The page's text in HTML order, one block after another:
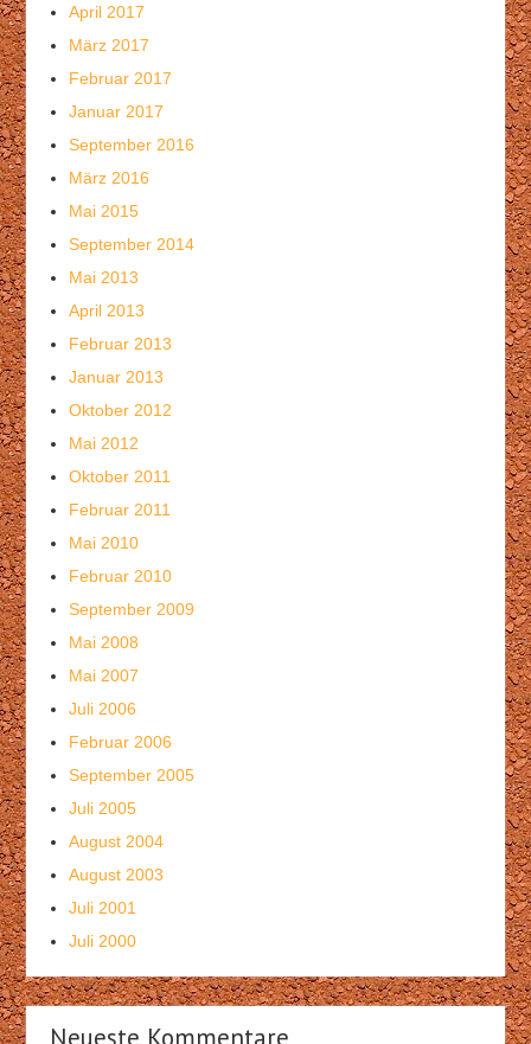
April 2017
März 2017
Februar 2017
Januar 2017
September 2016
März 2016
Mai 2015
September 2014
Mai 2013
April 2013
Februar 2013
Januar 2013
Oktober 2012
Mai 2012
Oktober 2011
Februar 2011
Mai 2010
Februar 2010
September 2009
Mai 2008
Mai 2007
Juli 2006
Februar 2006
September 2005
Juli 2005
August 2004
August 2003
Juli 2001
Juli 2000
Neueste Kommentare